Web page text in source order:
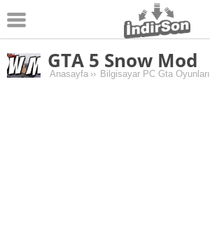
AndroidGTA 5 Snow Mod
Anasayfa ›› Bilgisayar PC Gta Oyunları